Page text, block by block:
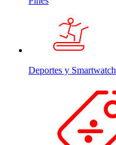
Deportes y Smartwatch